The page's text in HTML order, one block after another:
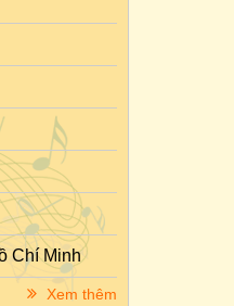
Chí Minh
Xem thêm